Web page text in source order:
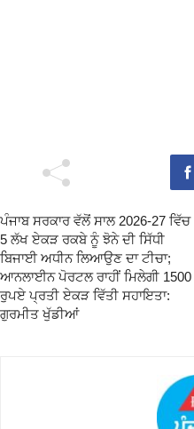
ਪੰਜਾਬ ਸਰਕਾਰ ਵੱਲੋਂ ਸਾਲ 2026-27 ਵਿੱਚ
5 ਲੱਖ ਏਕੜ ਰਕਬੇ ਨੂੰ ਝੋਨੇ ਦੀ ਸਿੱਧੀ
ਬਿਜਾਈ ਅਧੀਨ ਲਿਆਉਣ ਦਾ ਟੀਚਾ;
ਆਨਲਾਈਨ ਪੋਰਟਲ ਰਾਹੀਂ ਮਿਲੇਗੀ 1500
ਰੁਪਏ ਪ੍ਰਤੀ ਏਕੜ ਵਿੱਤੀ ਸਹਾਇਤਾ:
ਗੁਰਮੀਤ ਖੁੱਡੀਆਂ